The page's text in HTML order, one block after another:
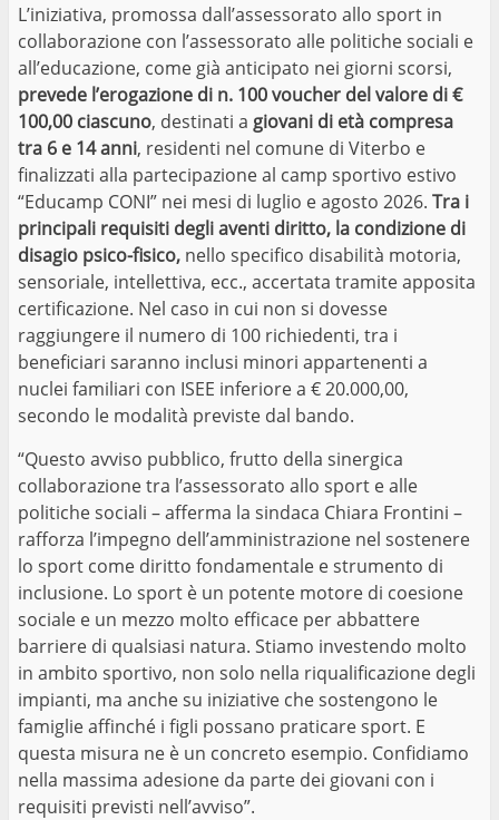
L’iniziativa, promossa dall’assessorato allo sport in
collaborazione con l’assessorato alle politiche sociali e
all’educazione, come già anticipato nei giorni scorsi,
prevede l’erogazione di n. 100 voucher del valore di €
100,00 ciascuno, destinati a giovani di età compresa
tra 6 e 14 anni, residenti nel comune di Viterbo e
finalizzati alla partecipazione al camp sportivo estivo
“Educamp CONI” nei mesi di luglio e agosto 2026. Tra i
principali requisiti degli aventi diritto, la condizione di
disagio psico-fisico, nello specifico disabilità motoria,
sensoriale, intellettiva, ecc., accertata tramite apposita
certificazione. Nel caso in cui non si dovesse
raggiungere il numero di 100 richiedenti, tra i
beneficiari saranno inclusi minori appartenenti a
nuclei familiari con ISEE inferiore a € 20.000,00,
secondo le modalità previste dal bando.
“Questo avviso pubblico, frutto della sinergica
collaborazione tra l’assessorato allo sport e alle
politiche sociali – afferma la sindaca Chiara Frontini –
rafforza l’impegno dell’amministrazione nel sostenere
lo sport come diritto fondamentale e strumento di
inclusione. Lo sport è un potente motore di coesione
sociale e un mezzo molto efficace per abbattere
barriere di qualsiasi natura. Stiamo investendo molto
in ambito sportivo, non solo nella riqualificazione degli
impianti, ma anche su iniziative che sostengono le
famiglie affinché i figli possano praticare sport. E
questa misura ne è un concreto esempio. Confidiamo
nella massima adesione da parte dei giovani con i
requisiti previsti nell’avviso”.